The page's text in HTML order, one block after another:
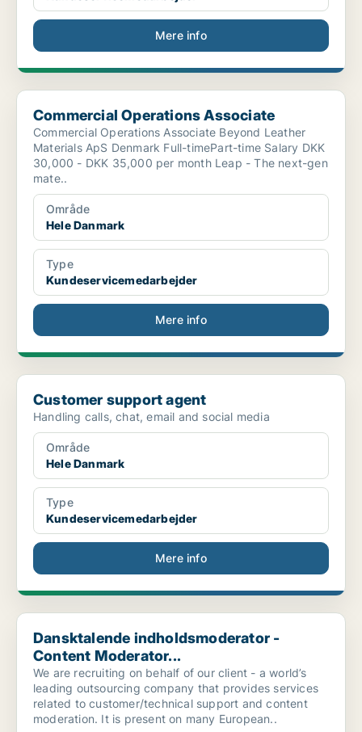
Mere info
Commercial Operations Associate
Commercial Operations Associate
Commercial Operations Associate Beyond Leather
Materials ApS Denmark Full-timePart-time Salary DKK
30,000 - DKK 35,000 per month Leap - The next-gen
mate..
Område
Hele Danmark
Type
Kundeservicemedarbejder
Mere info
Customer support agent
Customer support agent
Handling calls, chat, email and social media
Område
Hele Danmark
Type
Kundeservicemedarbejder
Mere info
Dansktalende indholdsmoderator - Content Moderator...
Dansktalende indholdsmoderator -
Content Moderator...
We are recruiting on behalf of our client - a world’s
leading outsourcing company that provides services
related to customer/technical support and content
moderation. It is present on many European..